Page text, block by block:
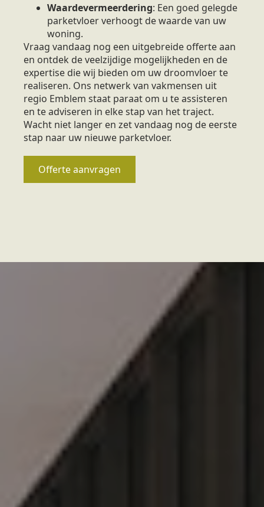
Waardevermeerdering: Een goed gelegde
parketvloer verhoogt de waarde van uw
woning.
Vraag vandaag nog een uitgebreide offerte aan
en ontdek de veelzijdige mogelijkheden en de
expertise die wij bieden om uw droomvloer te
realiseren. Ons netwerk van vakmensen uit
regio Emblem staat paraat om u te assisteren
en te adviseren in elke stap van het traject.
Wacht niet langer en zet vandaag nog de eerste
stap naar uw nieuwe parketvloer.
Offerte aanvragen